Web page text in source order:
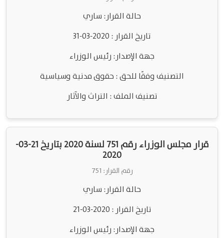
حالة القرار: ساري
تاريخ القرار : 2020-03-31
جهة الإصدار: رئيس الوزراء
التصنيف وفقًا للحق : حقوق مدنية وسياسية
تصنيف الملف : التراث والآثار
قرار مجلس الوزراء رقم 751 لسنة 2020 بتاريخ 21-03-
2020
رقم القرار: 751
حالة القرار: ساري
تاريخ القرار : 2020-03-21
جهة الإصدار: رئيس الوزراء